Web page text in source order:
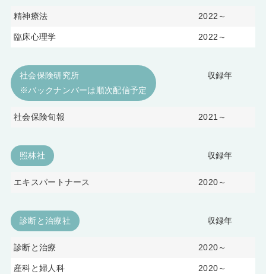
精神療法 2022～
臨床心理学 2022～
社会保険研究所
※バックナンバーは順次配信予定
収録年
社会保険旬報 2021～
照林社 収録年
エキスパートナース 2020～
診断と治療社 収録年
診断と治療 2020～
産科と婦人科 2020～